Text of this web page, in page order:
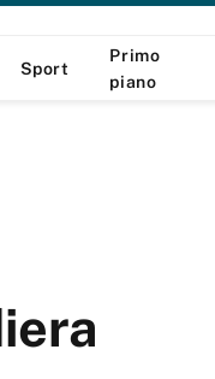
Sport
Primo
piano